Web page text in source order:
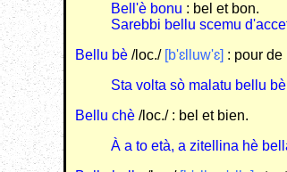
Bell'è bonu : bel et bon.
Sarebbi bellu scemu
Bellu bè /loc./ [b'ɛlluw'ɛ] : pour de
Sta volta sò malatu bellu bè
Bellu chè /loc./ : bel et bien.
À a to età, a zitellina hè